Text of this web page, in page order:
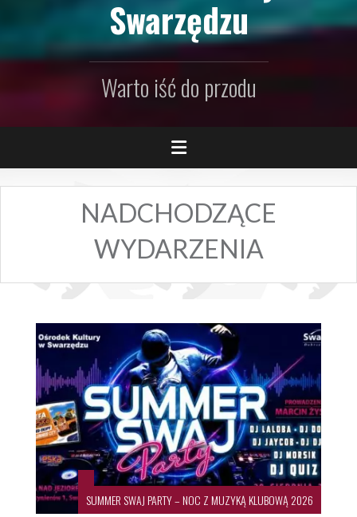
Swarzędzu
Warto iść do przodu
NADCHODZĄCE
WYDARZENIA
SUMMER SWAJ PARTY – NOC Z MUZYKĄ KLUBOWĄ 2026